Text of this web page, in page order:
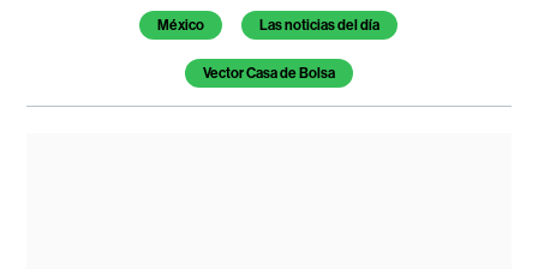
México Las noticias del día
Vector Casa de Bolsa